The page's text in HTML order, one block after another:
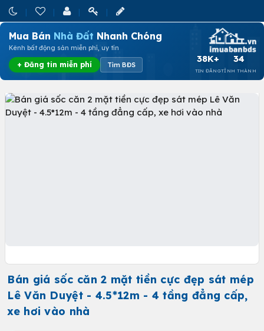
Mua Bán Nhà Đất Nhanh Chóng
Kênh bất động sản miễn phí, uy tín
+ Đăng tin miễn phí Tìm BĐS
38K+
TIN ĐĂNG
34
TỈNH THÀNH
Bán giá sốc căn 2 mặt tiền cực đẹp sát mép
Lê Văn Duyệt - 4.5*12m - 4 tầng đẳng cấp,
xe hơi vào nhà